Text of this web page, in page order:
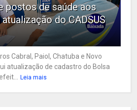
postos de saúde aos
do CADSUS
Cabral, Paiol, Chatuba e Novo
atualização de cadastro do Bolsa
Leia mais